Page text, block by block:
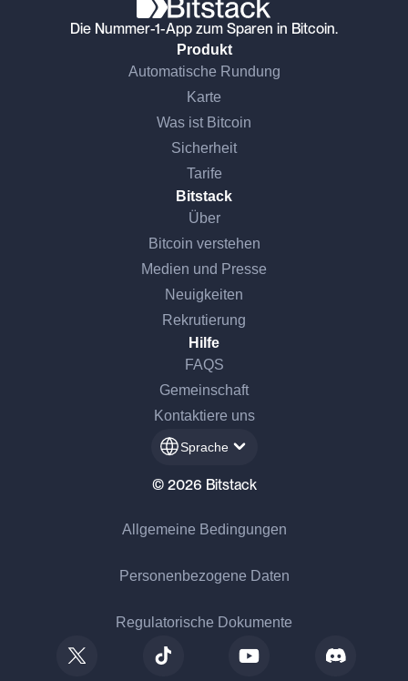
Die Nummer-1-App zum Sparen in Bitcoin.
Produkt
Automatische Rundung
Karte
Was ist Bitcoin
Sicherheit
Tarife
Bitstack
Über
Bitcoin verstehen
Medien und Presse
Neuigkeiten
Rekrutierung
Hilfe
FAQS
Gemeinschaft
Kontaktiere uns
Sprache
© 2026 Bitstack
Allgemeine Bedingungen
Personenbezogene Daten
Regulatorische Dokumente